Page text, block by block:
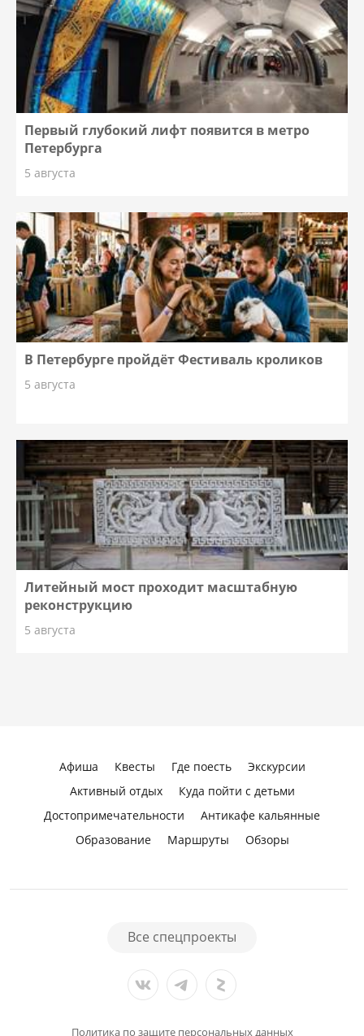
Первый глубокий лифт появится в метро
Петербурга
5 августа
В Петербурге пройдёт Фестиваль кроликов
5 августа
Литейный мост проходит масштабную
реконструкцию
5 августа
Афиша Квесты Где поесть
Экскурсии
Активный отдых
Куда пойти с детьми
Достопримечательности
Антикафе кальянные
Образование
Маршруты Обзоры
Все спецпроекты
Политика по защите персональных данных